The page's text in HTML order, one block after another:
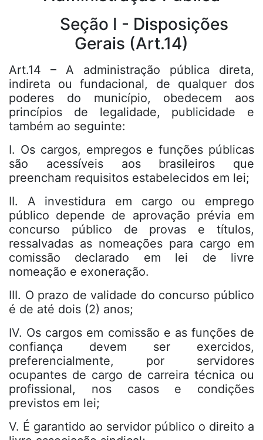
Seção I - Disposições
Gerais (Art.14)
Art.14 – A administração pública direta,
indireta ou fundacional, de qualquer dos
poderes do município, obedecem aos
princípios de legalidade, publicidade e
também ao seguinte:
I. Os cargos, empregos e funções públicas
são acessíveis aos brasileiros que
preencham requisitos estabelecidos em lei;
II. A investidura em cargo ou emprego
público depende de aprovação prévia em
concurso público de provas e títulos,
ressalvadas as nomeações para cargo em
comissão declarado em lei de livre
nomeação e exoneração.
III. O prazo de validade do concurso público
é de até dois (2) anos;
IV. Os cargos em comissão e as funções de
confiança devem ser exercidos,
preferencialmente, por servidores
ocupantes de cargo de carreira técnica ou
profissional, nos casos e condições
previstos em lei;
V. É garantido ao servidor público o direito a